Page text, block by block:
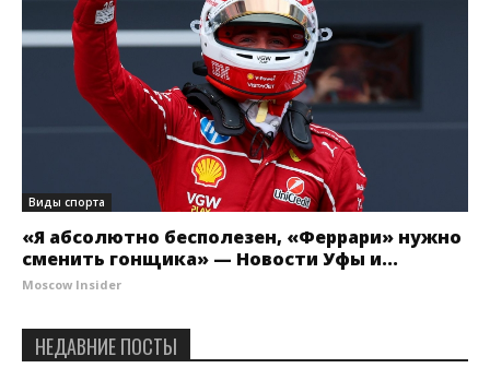
Виды спорта
«Я абсолютно бесполезен, «Феррари» нужно
сменить гонщика» — Новости Уфы и...
Moscow Insider
НЕДАВНИЕ ПОСТЫ